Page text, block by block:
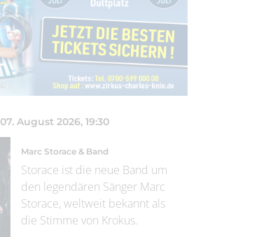
07. August 2026, 19:30
Marc Storace & Band
Storace ist die neue Band um
den legendären Sänger Marc
Storace, weltweit bekannt als
die Stimme von Krokus.